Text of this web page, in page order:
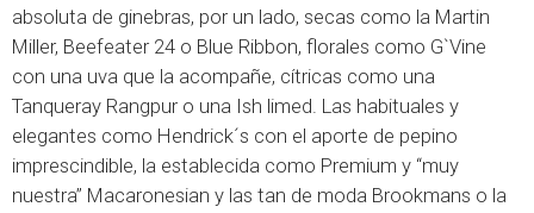
absoluta de ginebras, por un lado, secas como la Martin
Miller, Beefeater 24 o Blue Ribbon, florales como G`Vine
con una uva que la acompañe, cítricas como una
Tanqueray Rangpur o una Ish limed. Las habituales y
elegantes como Hendrick´s con el aporte de pepino
imprescindible, la establecida como Premium y “muy
nuestra” Macaronesian y las tan de moda Brookmans o la